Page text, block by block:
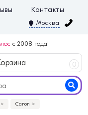
Контакты
Москва
с 2008 года!
0
Canon